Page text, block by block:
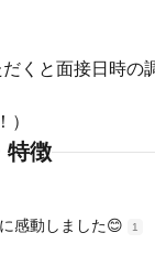
くと面接日時の
）
特徴
感動しました😊 1